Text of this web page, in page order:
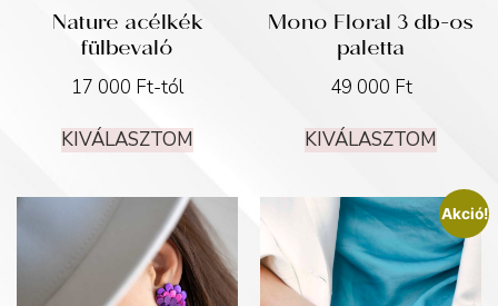
Nature acélkék
fülbevaló
17 000 Ft-tól
KIVÁLASZTOM
Mono Floral 3 db-os
paletta
49 000 Ft
KIVÁLASZTOM
Akció!